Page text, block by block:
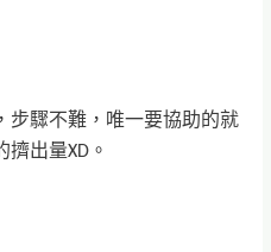
步驟不難，唯一要協助的就
出量XD。